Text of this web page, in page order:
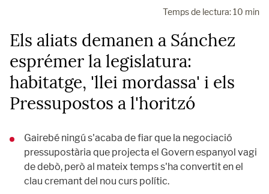
Temps de lectura: 10 min
Els aliats demanen a Sánchez
esprémer la legislatura:
habitatge, 'llei mordassa' i els
Pressupostos a l'horitzó
Gairebé ningú s'acaba de fiar que la negociació
pressupostària que projecta el Govern espanyol vagi
de debò, però al mateix temps s'ha convertit en el
clau cremant del nou curs polític.